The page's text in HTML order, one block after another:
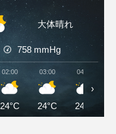
大体晴れ
758 mmHg
02:00
24°C
03:00
24°C
04:00
24°C
›